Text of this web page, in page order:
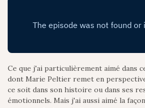
Ce que j'ai particulièrement aimé dans
dont Marie Peltier remet en
ce soit dans son histoire ou dans ses
émotionnels. Mais j'ai aussi aimé la